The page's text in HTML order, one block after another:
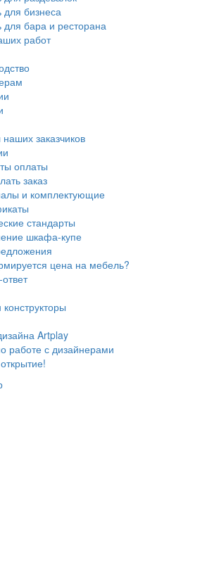
бизнеса
бара и ресторана
работ
заказчиков
оплаты
заказ
и комплектующие
стандарты
шкафа-купе
цена на мебель?
Artplay
работе с дизайнерами